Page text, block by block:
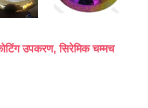
उपकरण, सिरेमिक चम्मच